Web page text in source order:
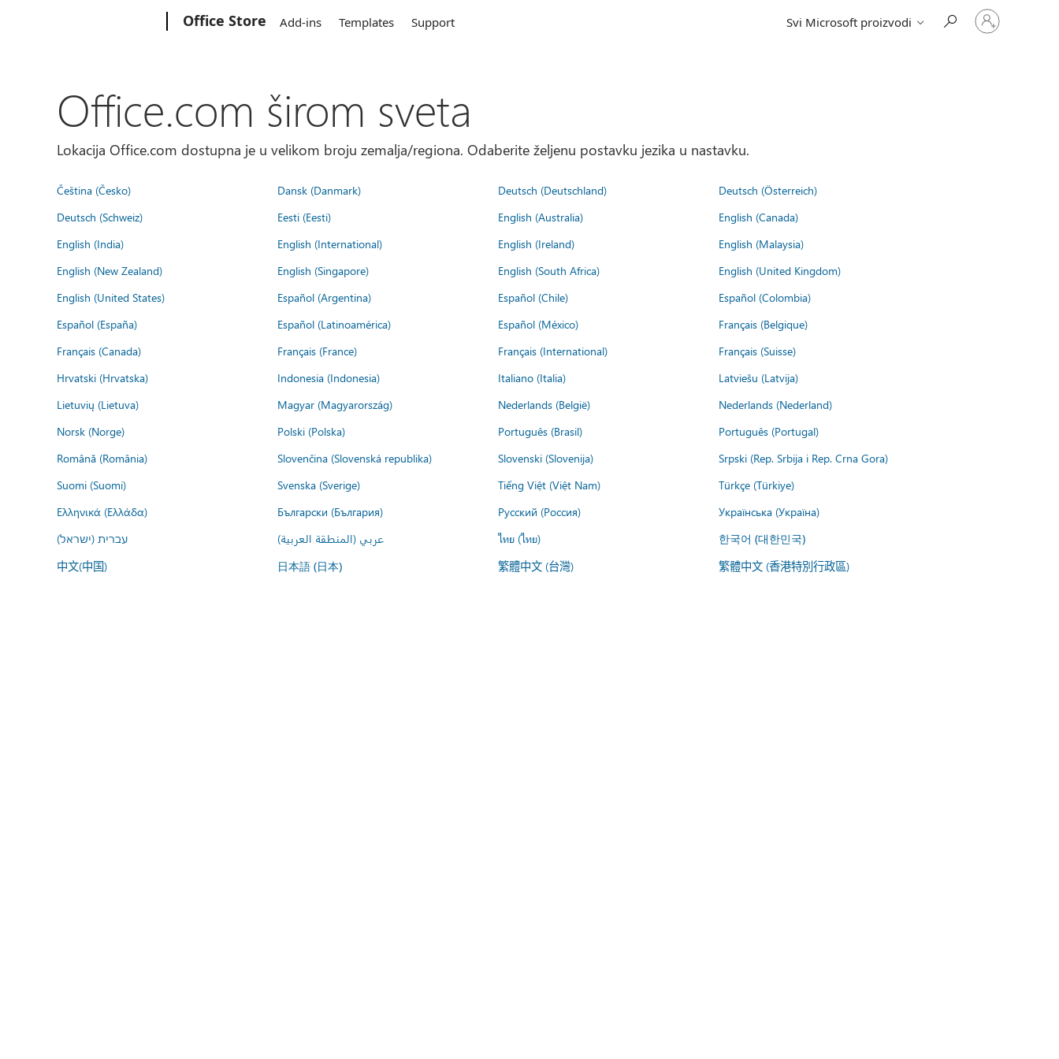
Office Store Add-ins Templates Support Svi Microsoft proizvodi
Prijavite
se
Office.com širom sveta
Lokacija Office.com dostupna je u velikom broju zemalja/regiona. Odaberite željenu postavku jezika u nastavku.
Čeština (Česko) Dansk (Danmark) Deutsch (Deutschland)
Deutsch (Österreich)
Deutsch (Schweiz)
Eesti (Eesti) English (Australia)
English (Canada)
English (India)
English (International) English (Ireland)
English (Malaysia)
English (New Zealand)
English (Singapore) English (South Africa)
English (United Kingdom)
English (United States)
Español (Argentina) Español (Chile)
Español (Colombia)
Español (España)
Español (Latinoamérica) Español (México)
Français (Belgique)
Français (Canada)
Français (France) Français (International)
Français (Suisse)
Hrvatski (Hrvatska)
Indonesia (Indonesia) Italiano (Italia)
Latviešu (Latvija)
Lietuvių (Lietuva)
Magyar (Magyarország) Nederlands (België)
Nederlands (Nederland)
Norsk (Norge)
Polski (Polska) Português (Brasil)
Português (Portugal)
Română (România)
Slovenčina (Slovenská republika) Slovenski (Slovenija)
Srpski (Rep. Srbija i Rep. Crna Gora)
Suomi (Suomi)
Svenska (Sverige) Tiếng Việt (Việt Nam)
Türkçe (Türkiye)
Ελληνικά (Ελλάδα)
Български (България) Русский (Россия)
Українська (Україна)
עברית (ישראל)
عربي (المنطقة العربية) ไทย (ไทย) 한국어 (대한민국)
中文(中国) 日本語 (日本) 繁體中文 (台灣) 繁體中文 (香港特別行政區)